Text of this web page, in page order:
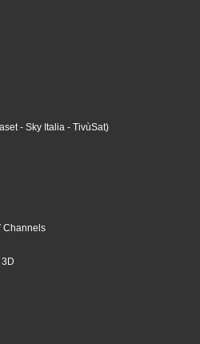
- Sky Italia - TivùSat)
Channels